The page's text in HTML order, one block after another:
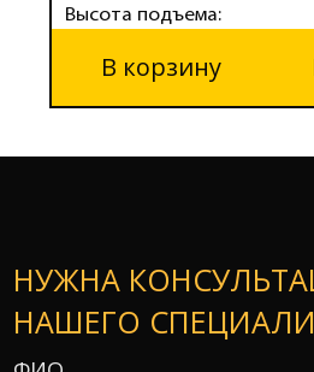
Высота подъема:
В корзину
НУЖНА
НАШЕГО